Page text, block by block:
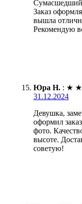
Сумасшедший
Заказ
вышла
Рекомендую
Юра Н. : ★ ★
31.12.2024
Девушка,
оформил
фото.
высоте.
советую!